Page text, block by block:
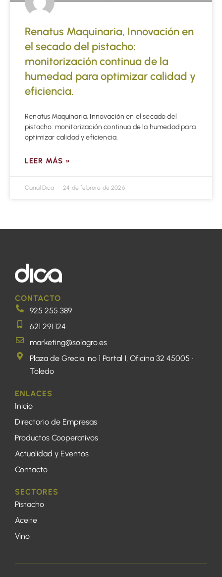
Renatus Maquinaria, Innovación en
el secado del pistacho:
monitorización continua de la
humedad para optimizar calidad y
eficiencia.
Renatus Maquinaria, Innovación en el secado del
pistacho: monitorización continua de la humedad para
optimizar calidad y eficiencia.
LEER MÁS »
Canal Dica 24 de febrero de 2026
CONTACTO
925 255 389
621 291 124
marketing@solagro.es
Plaza de Grecia, nº 1 Portal 1, Oficina 32 45005 ·
Toledo
ENLACES
Inicio
Directorio de Empresas
Productos Cooperativos
Actualidad y Eventos
Contacto
SECTORES
Pistacho
Aceite
Vino